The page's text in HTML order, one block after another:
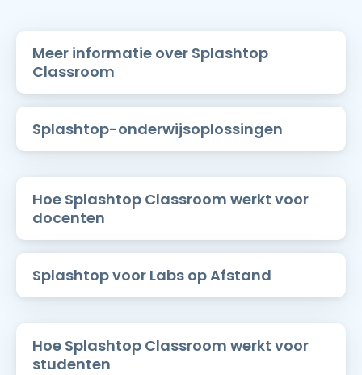
Meer informatie over Splashtop
Classroom
Splashtop-onderwijsoplossingen
Hoe Splashtop Classroom werkt voor
docenten
Splashtop voor Labs op Afstand
Hoe Splashtop Classroom werkt voor
studenten